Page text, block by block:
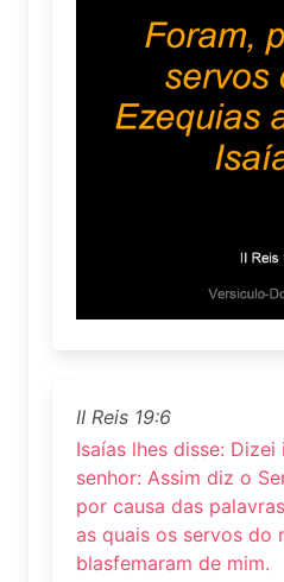
II Reis 19:6
Isaías lhes disse:
senhor: Assim diz o
por causa das
as quais os servos do
blasfemaram de mim.